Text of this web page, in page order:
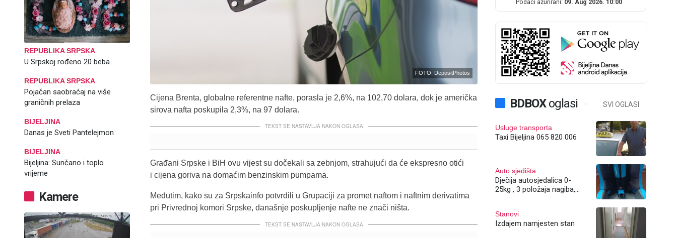
REPUBLIKA SRPSKA
U Srpskoj rođeno 20 beba
REPUBLIKA SRPSKA
Pojačan saobraćaj na više
graničnih prelaza
BIJELJINA
Danas je Sveti Pantelejmon
BIJELJINA
Bijeljina: Sunčano i toplo
vrijeme
Kamere
FOTO: DepositPhotos
Cijena Brenta, globalne referentne nafte, porasla je 2,6%, na 102,70 dolara, dok je američka
sirova nafta poskupila 2,3%, na 97 dolara.
TEKST SE NASTAVLJA NAKON OGLASA
Građani Srpske i BiH ovu vijest su dočekali sa zebnjom, strahujući da će ekspresno otići
i cijena goriva na domaćim benzinskim pumpama.
Međutim, kako su za Srpskainfo potvrdili u Grupaciji za promet naftom i naftnim derivatima
pri Privrednoj komori Srpske, današnje poskupljenje nafte ne znači ništa.
TEKST SE NASTAVLJA NAKON OGLASA
Podaci ažurirani: 09. Aug 2026. 10:00
BDBOXoglasi SVI OGLASI
Usluge transporta
Taxi Bijeljina 065 820 006
Auto sjedišta
Dječija autosjedalica 0-
25kg , 3 položaja nagiba,
Stanovi
Izdajem namjesten stan